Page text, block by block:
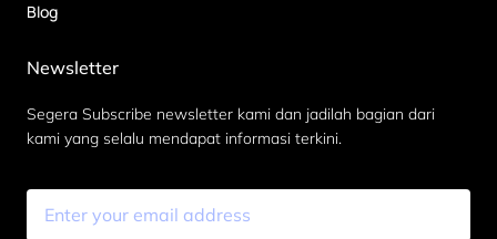
Blog
Newsletter
Segera Subscribe newsletter kami dan jadilah bagian dari
kami yang selalu mendapat informasi terkini.